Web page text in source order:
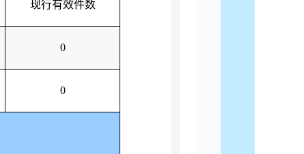
现行有效件数
0
0